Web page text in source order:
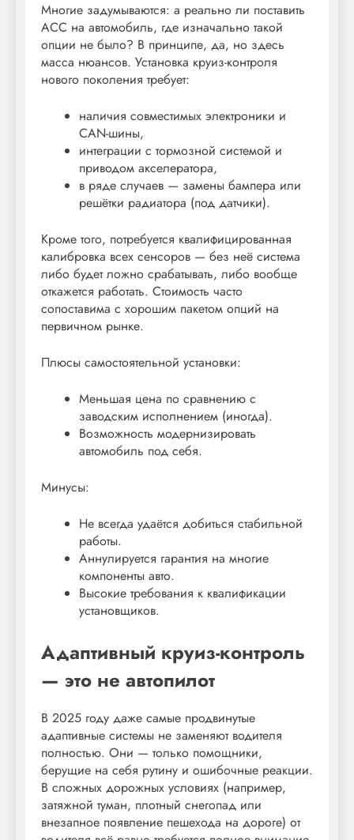
Многие задумываются: а реально ли поставить
ACC на автомобиль, где изначально такой
опции не было? В принципе, да, но здесь
масса нюансов. Установка круиз-контроля
нового поколения требует:
наличия совместимых электроники и
CAN-шины,
интеграции с тормозной системой и
приводом акселератора,
в ряде случаев — замены бампера или
решётки радиатора (под датчики).
Кроме того, потребуется квалифицированная
калибровка всех сенсоров — без неё система
либо будет ложно срабатывать, либо вообще
откажется работать. Стоимость часто
сопоставима с хорошим пакетом опций на
первичном рынке.
Плюсы самостоятельной установки:
Меньшая цена по сравнению с
заводским исполнением (иногда).
Возможность модернизировать
автомобиль под себя.
Минусы:
Не всегда удаётся добиться стабильной
работы.
Аннулируется гарантия на многие
компоненты авто.
Высокие требования к квалификации
установщиков.
Адаптивный круиз-контроль
— это не автопилот
В 2025 году даже самые продвинутые
адаптивные системы не заменяют водителя
полностью. Они — только помощники,
берущие на себя рутину и ошибочные реакции.
В сложных дорожных условиях (например,
затяжной туман, плотный снегопад или
внезапное появление пешехода на дороге) от